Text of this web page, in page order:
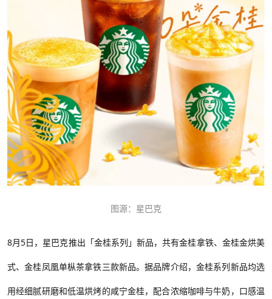
图源：星巴克
8月5日，星巴克推出「金桂系列」新品，共有金桂拿铁、金桂金烘美
式、金桂凤凰单枞茶拿铁三款新品。据品牌介绍，金桂系列新品均选
用经细腻研磨和低温烘烤的咸宁金桂，配合浓缩咖啡与牛奶，口感温